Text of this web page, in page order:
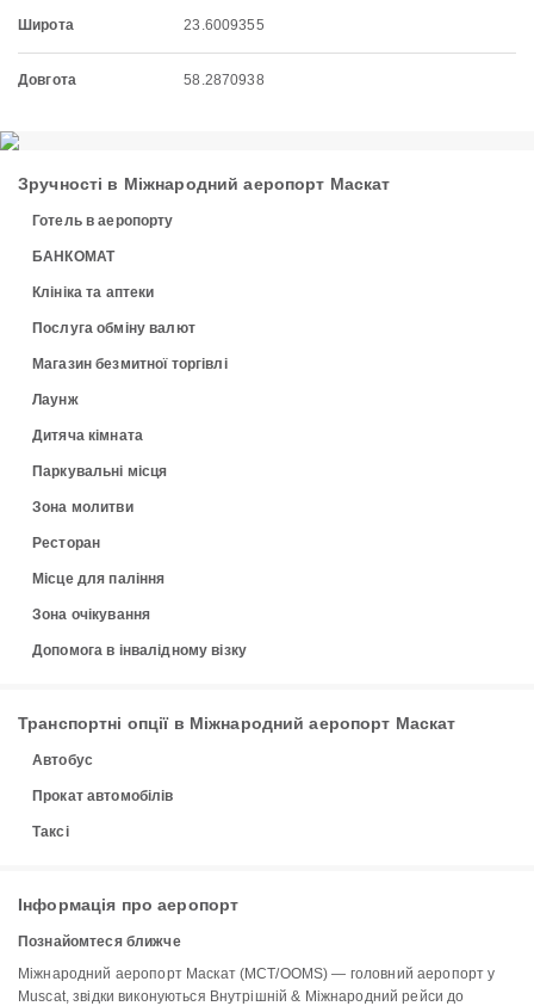
Широта 23.6009355
Довгота 58.2870938
Зручності в Міжнародний аеропорт Маскат
Готель в аеропорту
БАНКОМАТ
Клініка та аптеки
Послуга обміну валют
Магазин безмитної торгівлі
Лаунж
Дитяча кімната
Паркувальні місця
Зона молитви
Ресторан
Місце для паління
Зона очікування
Допомога в інвалідному візку
Транспортні опції в Міжнародний аеропорт Маскат
Автобус
Прокат автомобілів
Таксі
Інформація про аеропорт
Познайомтеся ближче
Міжнародний аеропорт Маскат (MCT/OOMS) — головний аеропорт у
Muscat, звідки виконуються Внутрішній & Міжнародний рейси до